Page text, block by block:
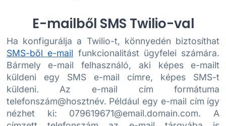
E-mailből SMS Twilio-val
Ha konfigurálja a Twilio-t, könnyedén biztosíthat
SMS-ből e-mail funkcionalitást ügyfelei számára.
Bármely e-mail felhasználó, aki képes e-mailt
küldeni egy SMS e-mail címre, képes SMS-t
küldeni. Az e-mail cím formátuma
telefonszám@hosztnév. Például egy e-mail cím így
nézhet ki: 079619671@email.domain.com. A